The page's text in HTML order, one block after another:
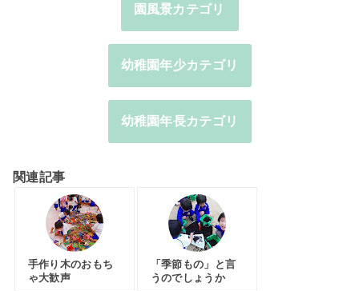
園風景カテゴリ
幼稚園年少カテゴリ
幼稚園年長カテゴリ
関連記事
手作り木のおもち
ゃ大歓声
「季節もの」と言
うのでしょうか